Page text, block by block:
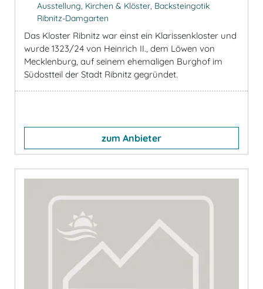
Ausstellung, Kirchen & Klöster, Backsteingotik
Ribnitz-Damgarten
Das Kloster Ribnitz war einst ein Klarissenkloster und
wurde 1323/24 von Heinrich II., dem Löwen von
Mecklenburg, auf seinem ehemaligen Burghof im
Südostteil der Stadt Ribnitz gegründet.
zum Anbieter